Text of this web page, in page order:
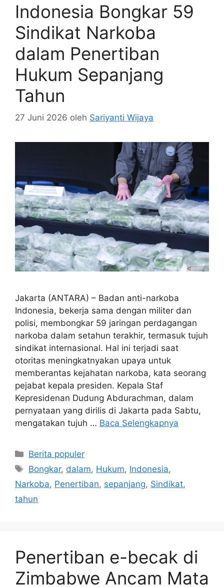
Indonesia Bongkar 59
Sindikat Narkoba
dalam Penertiban
Hukum Sepanjang
Tahun
27 Juni 2026 oleh Sariyanti Wijaya
Jakarta (ANTARA) – Badan anti-narkoba
Indonesia, bekerja sama dengan militer dan
polisi, membongkar 59 jaringan perdagangan
narkoba dalam setahun terakhir, termasuk tujuh
sindikat internasional. Hal ini terjadi saat
otoritas meningkatnyakan upaya untuk
memberantas kejahatan narkoba, kata seorang
pejabat kepala presiden. Kepala Staf
Kepresidenan Dudung Abdurachman, dalam
pernyataan yang dirilis di Jakarta pada Sabtu,
mengatakan tujuh … Baca Selengkapnya
Kategori
Berita populer
Tag
Bongkar, dalam, Hukum, Indonesia,
Narkoba, Penertiban, sepanjang, Sindikat,
tahun
Penertiban e-becak di
Zimbabwe Ancam Mata